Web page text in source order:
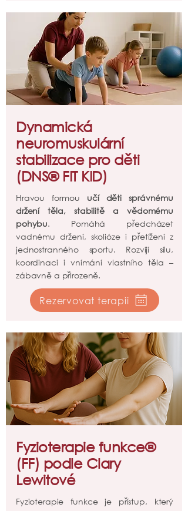
Dynamická
neuromuskulární
stabilizace pro děti
(DNS® FIT KID)
Hravou formou učí děti správnému
držení těla, stabilitě a vědomému
pohybu. Pomáhá předcházet
vadnému držení, skolióze i přetížení z
jednostranného sportu. Rozvíjí sílu,
koordinaci i vnímání vlastního těla –
zábavně a přirozeně.
Rezervovat terapii
Fyzioterapie funkce®
(FF) podle Clary
Lewitové
Fyzioterapie funkce je přístup, který